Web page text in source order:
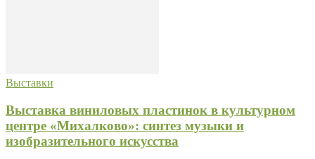
Выставки
Выставка виниловых пластинок в культурном
центре «Михалково»: синтез музыки и
изобразительного искусства